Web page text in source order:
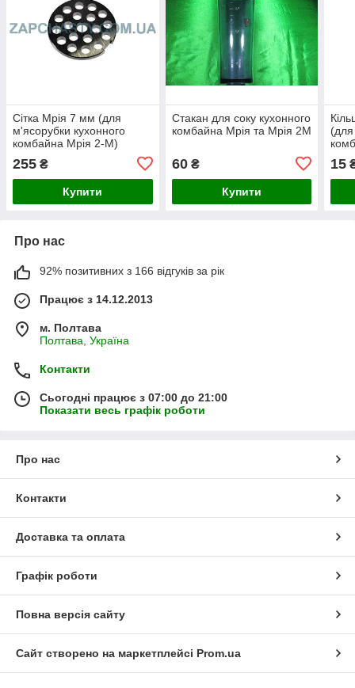
Сітка Мрія 7 мм (для
м'ясорубки кухонного
комбайна Мрія 2-М)
255 ₴
Купити
Стакан для соку кухонного
комбайна Мрія та Мрія 2М
60₴
Купити
(для
15
Про нас
92% позитивних з 166 відгуків за рік
Працює з 14.12.2013
м. Полтава
Полтава, Україна
Контакти
Сьогодні працює з 07:00 до 21:00
Показати весь графік роботи
Про нас
Контакти
Доставка та оплата
Графік роботи
Повна версія сайту
Сайт створено на маркетплейсі Prom.ua